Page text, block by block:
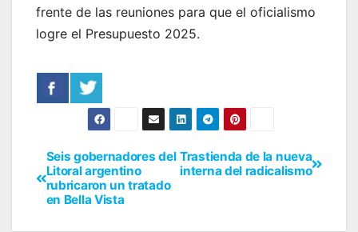
frente de las reuniones para que el oficialismo
logre el Presupuesto 2025.
Trastienda de la nueva
interna del radicalismo
Seis gobernadores del
Litoral argentino
rubricaron un tratado
en Bella Vista